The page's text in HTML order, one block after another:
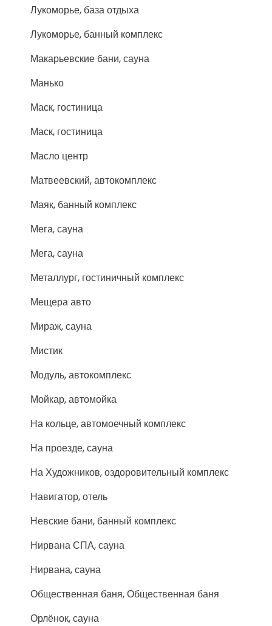
Лукоморье, база отдыха
Лукоморье, банный комплекс
Макарьевские бани, сауна
Манько
Маск, гостиница
Маск, гостиница
Масло центр
Матвеевский, автокомплекс
Маяк, банный комплекс
Мега, сауна
Мега, сауна
Металлург, гостиничный комплекс
Мещера авто
Мираж, сауна
Мистик
Модуль, автокомплекс
Мойкар, автомойка
На кольце, автомоечный комплекс
На проезде, сауна
На Художников, оздоровительный комплекс
Навигатор, отель
Невские бани, банный комплекс
Нирвана СПА, сауна
Нирвана, сауна
Общественная баня, Общественная баня
Орлёнок, сауна